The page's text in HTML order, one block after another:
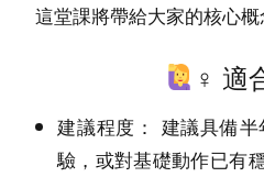
這堂課將帶給大家的核心概
‍♀️ 適
建議程度： 建議具備半
驗，或對基礎動作已有